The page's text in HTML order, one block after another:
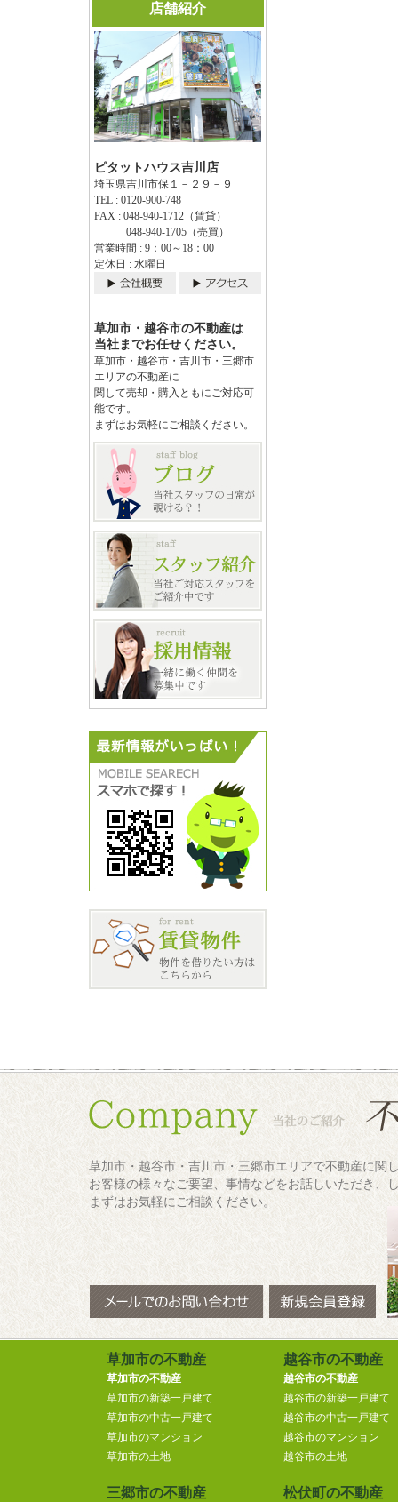
店舗紹介
ピタットハウス吉川店
埼玉県吉川市保１－２９－９
TEL : 0120-900-748
FAX : 048-940-1712（賃貸）
048-940-1705（売買）
営業時間 : 9：00～18：00
定休日 : 水曜日
草加市・越谷市の不動産は
当社までお任せください。
草加市・越谷市・吉川市・三郷市
エリアの不動産に
関して売却・購入ともにご対応可
能です。
まずはお気軽にご相談ください。
草加市・越谷市・吉川市・三郷市エリアで不動産に関
お客様の様々なご要望、事情などをお話しいただき、
まずはお気軽にご相談ください。
草加市の不動産
草加市の不動産
草加市の新築一戸建て
草加市の中古一戸建て
草加市のマンション
草加市の土地
越谷市の不動産
越谷市の不動産
越谷市の新築一戸建て
越谷市の中古一戸建て
越谷市のマンション
越谷市の土地
三郷市の不動産 松伏町の不動産